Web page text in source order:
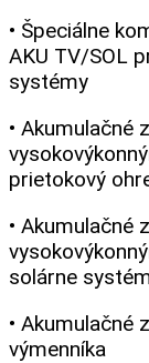
• Špeciálne
AKU TV/SOL
systémy
• Akumulačné
prietokový
• Akumulačné
solárne
• Akumulačné
výmenníka